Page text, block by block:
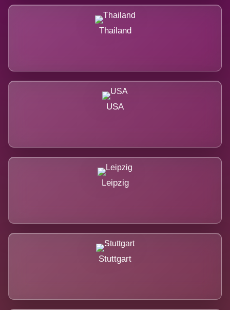
Thailand
USA
Leipzig
Stuttgart